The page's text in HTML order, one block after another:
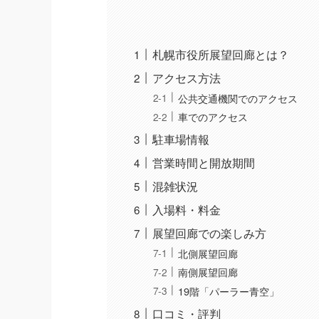
札幌市役所展望回廊とは？
アクセス方法
公共交通機関でのアクセス
車でのアクセス
駐車場情報
営業時間と開放期間
混雑状況
入場料・料金
展望回廊での楽しみ方
北側展望回廊
南側展望回廊
19階「パーラー青空」
口コミ・評判